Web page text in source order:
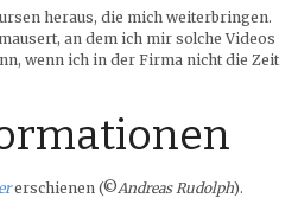
heraus, die mich weiterbringen.
an dem ich mir solche Videos
wenn ich in der Firma nicht die Zeit
erschienen (©Andreas Rudolph).